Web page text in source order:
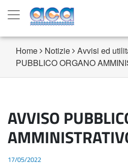
Home Notizie Avvisi ed
PUBBLICO ORGANO
AVVISO
17/05/2022